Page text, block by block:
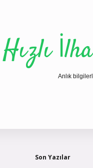
Hızlı
Anlık
Son Yazılar